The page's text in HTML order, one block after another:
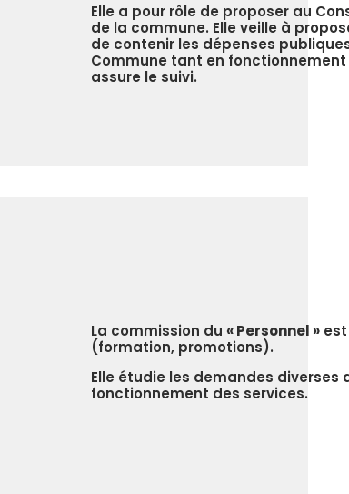
Elle a pour rôle de proposer au
de la commune. Elle veille à
de contenir les dépenses
Commune tant en
assure le suivi.
La commission du « Personnel »
(formation, promotions).
Elle étudie les demandes diverses
fonctionnement des services.